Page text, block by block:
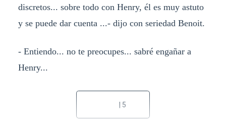
discretos... sobre todo con Henry, él es muy astuto
y se puede dar cuenta ...- dijo con seriedad Benoit.
- Entiendo... no te preocupes... sabré engañar a
Henry...
| 5